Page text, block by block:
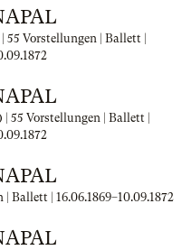
55 Vorstellungen | Ballett |
55 Vorstellungen | Ballett |
| Ballett | 16.06.1869–10.09.1872